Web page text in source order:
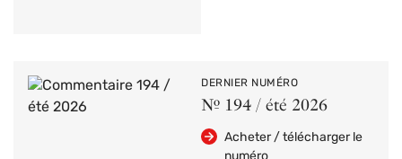
DERNIER NUMÉRO
Nº 194 / été 2026
Acheter / télécharger le